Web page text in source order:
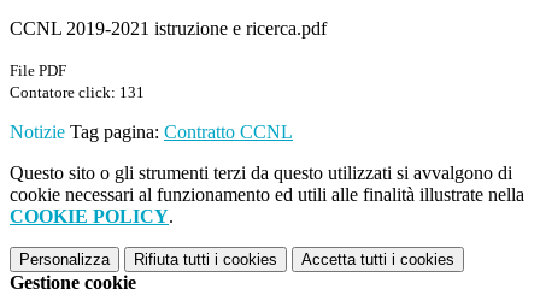
CCNL 2019-2021 istruzione e ricerca.pdf
File PDF
Contatore click: 131
Notizie Tag pagina: Contratto CCNL
Questo sito o gli strumenti terzi da questo utilizzati si avvalgono di
cookie necessari al funzionamento ed utili alle finalità illustrate nella
COOKIE POLICY.
Personalizza Rifiuta tutti i cookies Accetta tutti i cookies
Gestione cookie